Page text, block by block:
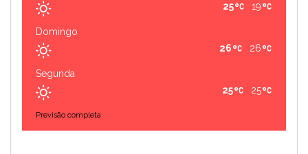
19
25
Domingo
26
26
Segunda
25
25
Previsão completa